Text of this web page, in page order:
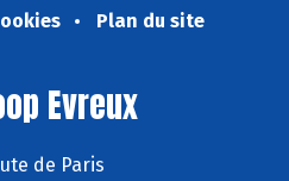
Plan du site
Evreux
de Paris